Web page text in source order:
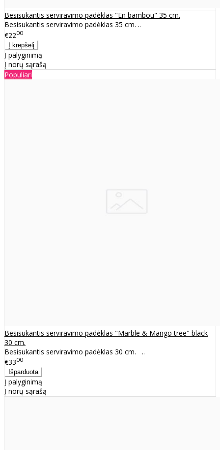
Besisukantis serviravimo padėklas "En bambou" 35 cm.
Besisukantis serviravimo padėklas 35 cm. ..
€2200
Į palyginimą
Į norų sąrašą
Populiari
Besisukantis serviravimo padėklas "Marble & Mango tree" black
30 cm.
Besisukantis serviravimo padėklas 30 cm. ..
€3300
Į palyginimą
Į norų sąrašą